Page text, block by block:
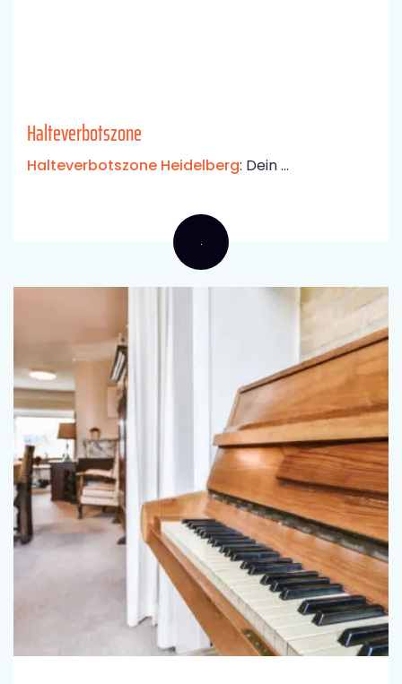
Halteverbotszone
Halteverbotszone Heidelberg: Dein ...